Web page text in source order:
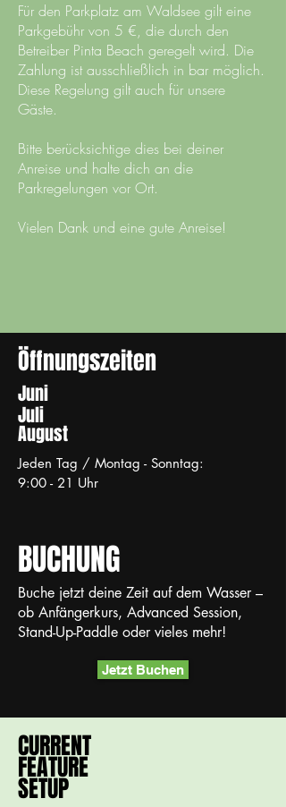
Für den Parkplatz am Waldsee gilt eine
Parkgebühr von 5 €, die durch den
Betreiber Pinta Beach geregelt wird. Die
Zahlung ist ausschließlich in bar möglich.
Diese Regelung gilt auch für unsere
Gäste.
Bitte berücksichtige dies bei deiner
Anreise und halte dich an die
Parkregelungen vor Ort.
Vielen Dank und eine gute Anreise!
Öffnungszeiten
Juni
Juli
August
Jeden Tag / Montag - Sonntag:
9:00 - 21 Uhr
BUCHUNG
Buche jetzt deine Zeit auf dem Wasser –
ob Anfängerkurs, Advanced Session,
Stand-Up-Paddle oder vieles mehr!
Jetzt Buchen
CURRENT
FEATURE
SETUP